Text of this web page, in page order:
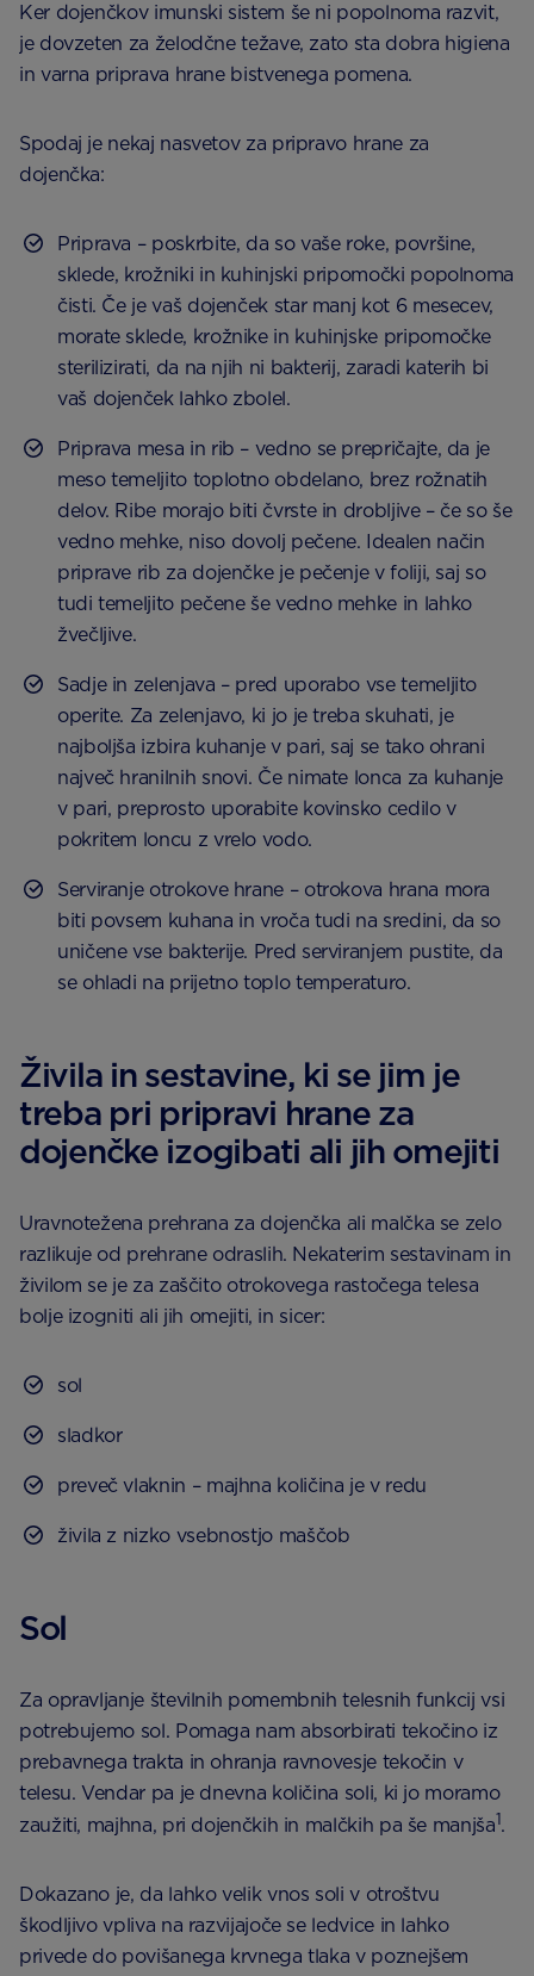
Ker dojenčkov imunski sistem še ni popolnoma razvit,
je dovzeten za želodčne težave, zato sta dobra higiena
in varna priprava hrane bistvenega pomena.
Spodaj je nekaj nasvetov za pripravo hrane za
dojenčka:
Priprava – poskrbite, da so vaše roke, površine,
sklede, krožniki in kuhinjski pripomočki popolnoma
čisti. Če je vaš dojenček star manj kot 6 mesecev,
morate sklede, krožnike in kuhinjske pripomočke
sterilizirati, da na njih ni bakterij, zaradi katerih bi
vaš dojenček lahko zbolel.
Priprava mesa in rib – vedno se prepričajte, da je
meso temeljito toplotno obdelano, brez rožnatih
delov. Ribe morajo biti čvrste in drobljive – če so še
vedno mehke, niso dovolj pečene. Idealen način
priprave rib za dojenčke je pečenje v foliji, saj so
tudi temeljito pečene še vedno mehke in lahko
žvečljive.
Sadje in zelenjava – pred uporabo vse temeljito
operite. Za zelenjavo, ki jo je treba skuhati, je
najboljša izbira kuhanje v pari, saj se tako ohrani
največ hranilnih snovi. Če nimate lonca za kuhanje
v pari, preprosto uporabite kovinsko cedilo v
pokritem loncu z vrelo vodo.
Serviranje otrokove hrane – otrokova hrana mora
biti povsem kuhana in vroča tudi na sredini, da so
uničene vse bakterije. Pred serviranjem pustite, da
se ohladi na prijetno toplo temperaturo.
Živila in sestavine, ki se jim je
treba pri pripravi hrane za
dojenčke izogibati ali jih omejiti
Uravnotežena prehrana za dojenčka ali malčka se zelo
razlikuje od prehrane odraslih. Nekaterim sestavinam in
živilom se je za zaščito otrokovega rastočega telesa
bolje izogniti ali jih omejiti, in sicer:
sol
sladkor
preveč vlaknin – majhna količina je v redu
živila z nizko vsebnostjo maščob
Sol
Za opravljanje številnih pomembnih telesnih funkcij vsi
potrebujemo sol. Pomaga nam absorbirati tekočino iz
prebavnega trakta in ohranja ravnovesje tekočin v
telesu. Vendar pa je dnevna količina soli, ki jo moramo
zaužiti, majhna, pri dojenčkih in malčkih pa še manjša1.
Dokazano je, da lahko velik vnos soli v otroštvu
škodljivo vpliva na razvijajoče se ledvice in lahko
privede do povišanega krvnega tlaka v poznejšem